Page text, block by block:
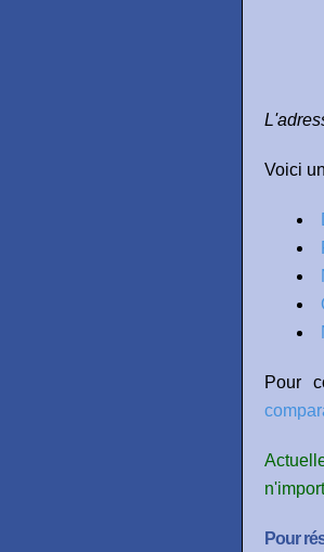
Voici
Pour
Pour